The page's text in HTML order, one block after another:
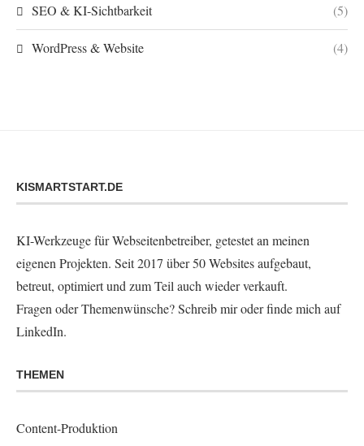
SEO & KI-Sichtbarkeit (5)
WordPress & Website (4)
KISMARTSTART.DE
KI-Werkzeuge für Webseitenbetreiber, getestet an meinen
eigenen Projekten. Seit 2017 über 50 Websites aufgebaut,
betreut, optimiert und zum Teil auch wieder verkauft.
Fragen oder Themenwünsche?Schreib miroder finde mich auf
LinkedIn.
THEMEN
Content-Produktion